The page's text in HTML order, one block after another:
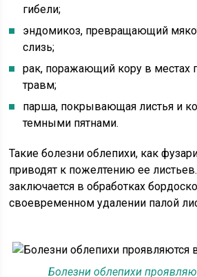
гибели;
эндомикоз, превращающий
слизь;
рак, поражающий кору в местах
травм;
парша, покрывающая листья и
темными пятнами.
Такие болезни облепихи, как
приводят к пожелтению ее
заключается в обработках
своевременном удалении палой
Болезни облепихи